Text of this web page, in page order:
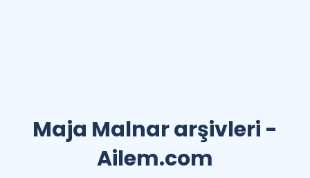
Maja Malnar arşivleri -
Ailem.com